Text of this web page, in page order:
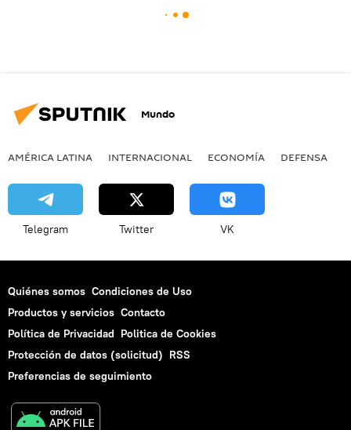
Mundo
AMÉRICA LATINA INTERNACIONAL ECONOMÍA DEFENSA
Telegram Twitter VK
Quiénes somos Condiciones de Uso
Productos y servicios Contacto
Política de Privacidad Politica de Cookies
Protección de datos (solicitud) RSS
Preferencias de seguimiento